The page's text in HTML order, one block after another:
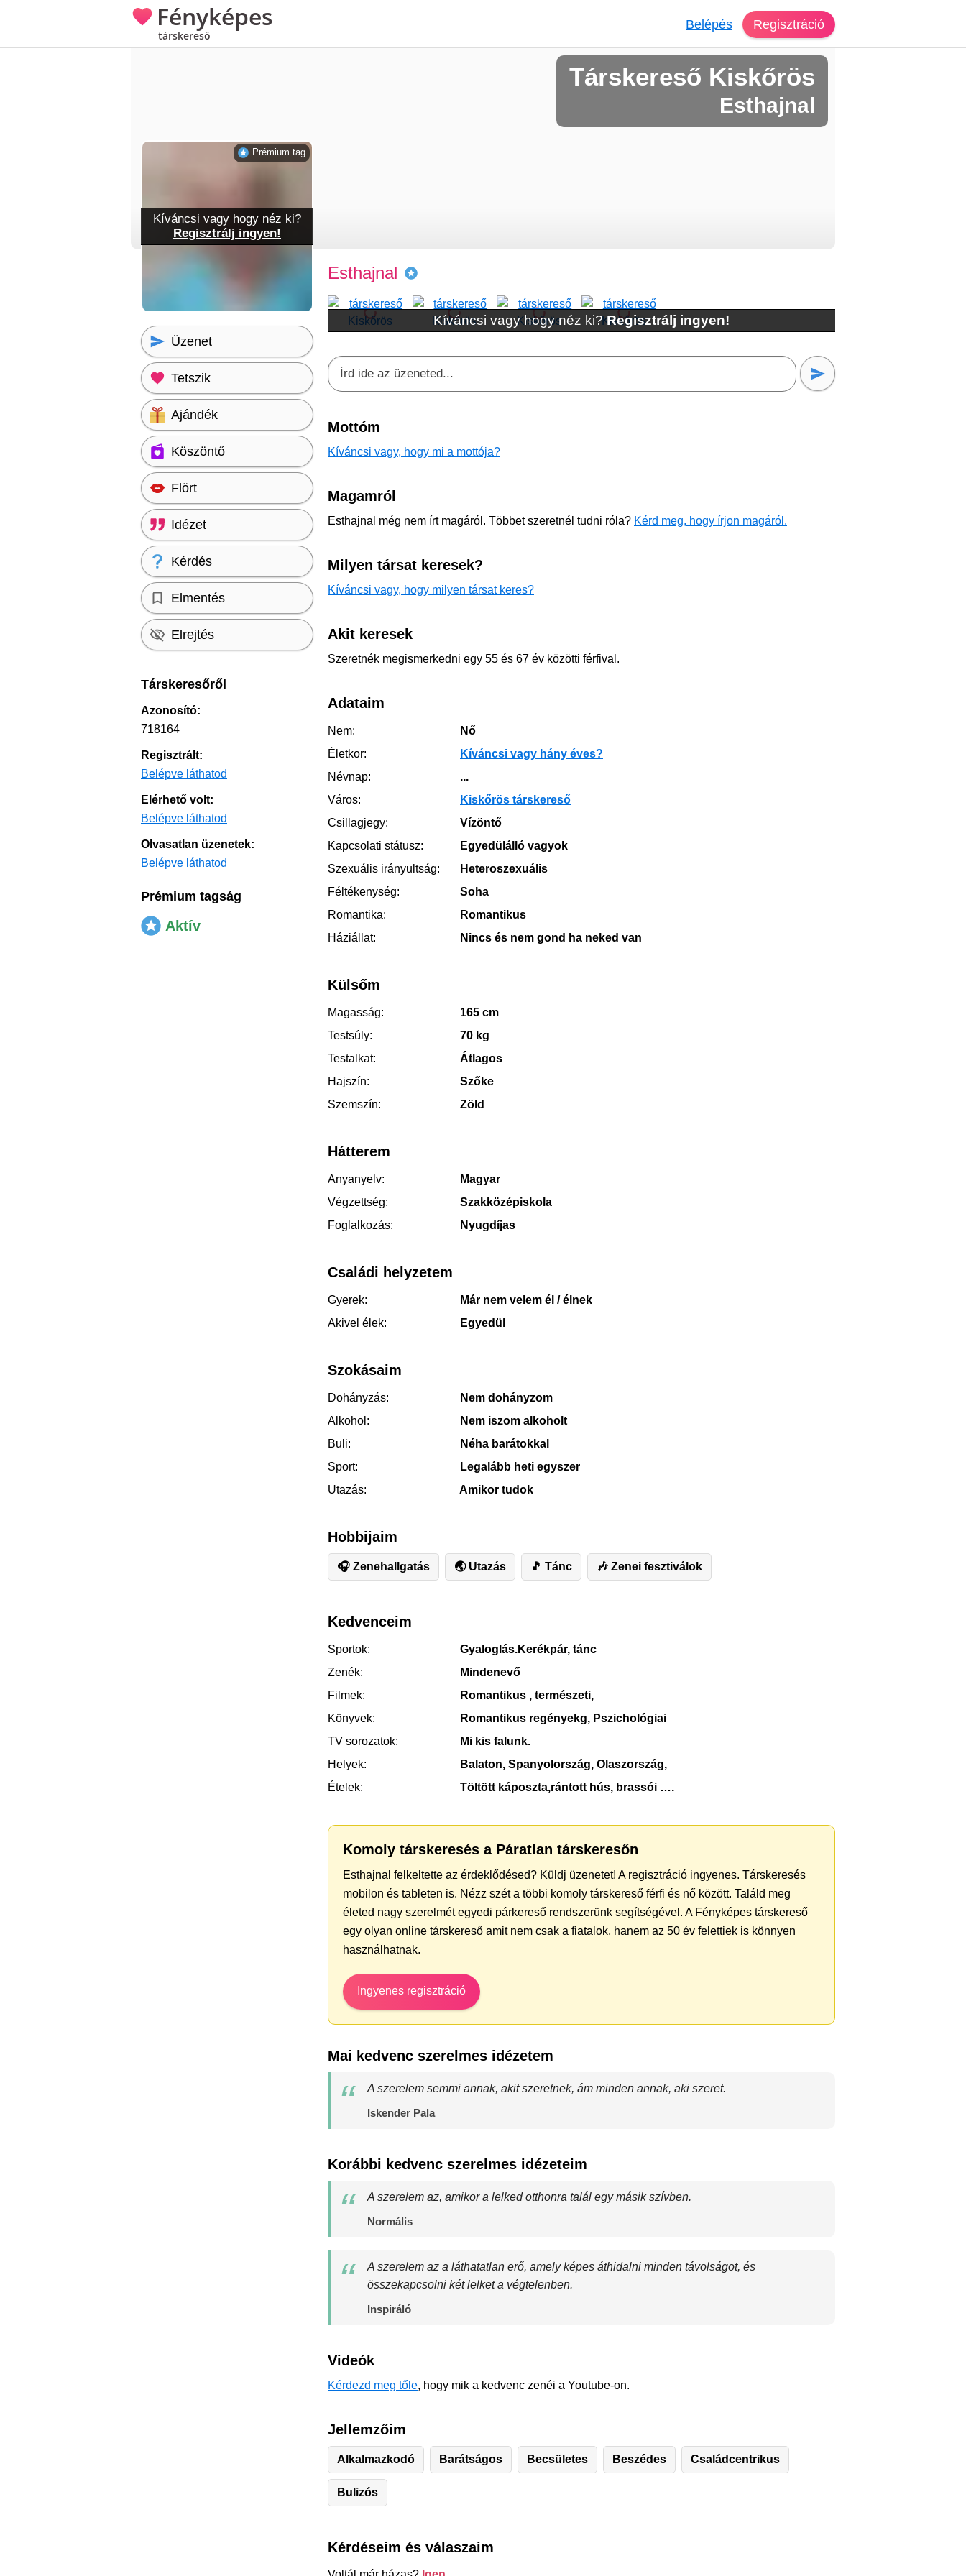
Fényképes
társkereső
Belépés Regisztráció
Társkereső Kiskőrös
Esthajnal
Esthajnal
Kíváncsi vagy hogy néz ki?Regisztrálj ingyen!
Mottóm
Kíváncsi vagy, hogy mi a mottója?
Magamról
Esthajnal még nem írt magáról. Többet szeretnél tudni róla? Kérd meg, hogy írjon magáról.
Milyen társat keresek?
Kíváncsi vagy, hogy milyen társat keres?
Akit keresek
Szeretnék megismerkedni egy 55 és 67 év közötti férfival.
Adataim
Nem:
Nő
Életkor:
Kíváncsi vagy hány éves?
Névnap:
...
Város:
Kiskőrös társkereső
Csillagjegy:
Vízöntő
Kapcsolati státusz:
Egyedülálló vagyok
Szexuális irányultság:
Heteroszexuális
Féltékenység:
Soha
Romantika:
Romantikus
Háziállat:
Nincs és nem gond ha neked van
Külsőm
Magasság:
165 cm
Testsúly:
70 kg
Testalkat:
Átlagos
Hajszín:
Szőke
Szemszín:
Zöld
Hátterem
Anyanyelv:
Magyar
Végzettség:
Szakközépiskola
Foglalkozás:
Nyugdíjas
Családi helyzetem
Gyerek:
Már nem velem él / élnek
Akivel élek:
Egyedül
Szokásaim
Dohányzás:
Nem dohányzom
Alkohol:
Nem iszom alkoholt
Buli:
Néha barátokkal
Sport:
Legalább heti egyszer
Utazás:
Amikor tudok
Hobbijaim
🎧 Zenehallgatás 🌏 Utazás 🎵 Tánc 🎶 Zenei fesztiválok
Kedvenceim
Sportok:
Gyaloglás.Kerékpár, tánc
Zenék:
Mindenevő
Filmek:
Romantikus , természeti,
Könyvek:
Romantikus regényekg, Pszichológiai
TV sorozatok:
Mi kis falunk.
Helyek:
Balaton, Spanyolország, Olaszország,
Ételek:
Töltött káposzta,rántott hús, brassói ….
Komoly társkeresés a Páratlan társkeresőn
Esthajnal felkeltette az érdeklődésed? Küldj üzenetet! A regisztráció ingyenes. Társkeresés
mobilon és tableten is. Nézz szét a többi komoly társkereső férfi és nő között. Találd meg
életed nagy szerelmét egyedi párkereső rendszerünk segítségével. A Fényképes társkereső
egy olyan online társkereső amit nem csak a fiatalok, hanem az 50 év felettiek is könnyen
használhatnak.
Ingyenes regisztráció
Mai kedvenc szerelmes idézetem
A szerelem semmi annak, akit szeretnek, ám minden annak, aki szeret.
Iskender Pala
Korábbi kedvenc szerelmes idézeteim
A szerelem az, amikor a lelked otthonra talál egy másik szívben.
Normális
A szerelem az a láthatatlan erő, amely képes áthidalni minden távolságot, és
összekapcsolni két lelket a végtelenben.
Inspiráló
Videók
Kérdezd meg tőle, hogy mik a kedvenc zenéi a Youtube-on.
Jellemzőim
Alkalmazkodó Barátságos Becsületes Beszédes Családcentrikus
Bulizós
Kérdéseim és válaszaim
Kíváncsi vagy hogy néz ki?
Regisztrálj ingyen!
Prémium tag
Üzenet
Tetszik
Ajándék
Köszöntő
Flört
Idézet
Kérdés
Elmentés
Elrejtés
Társkeresőről
Azonosító:
718164
Regisztrált:
Belépve láthatod
Elérhető volt:
Belépve láthatod
Olvasatlan üzenetek:
Belépve láthatod
Prémium tagság
Aktív